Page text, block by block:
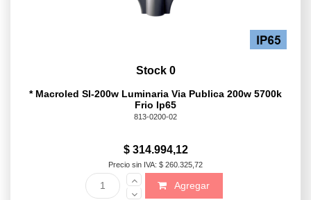
Stock 0
* Macroled Sl-200w Luminaria Via Publica 200w 5700k
Frio Ip65
813-0200-02
$ 314.994,12
Precio sin IVA: $ 260.325,72
Agregar